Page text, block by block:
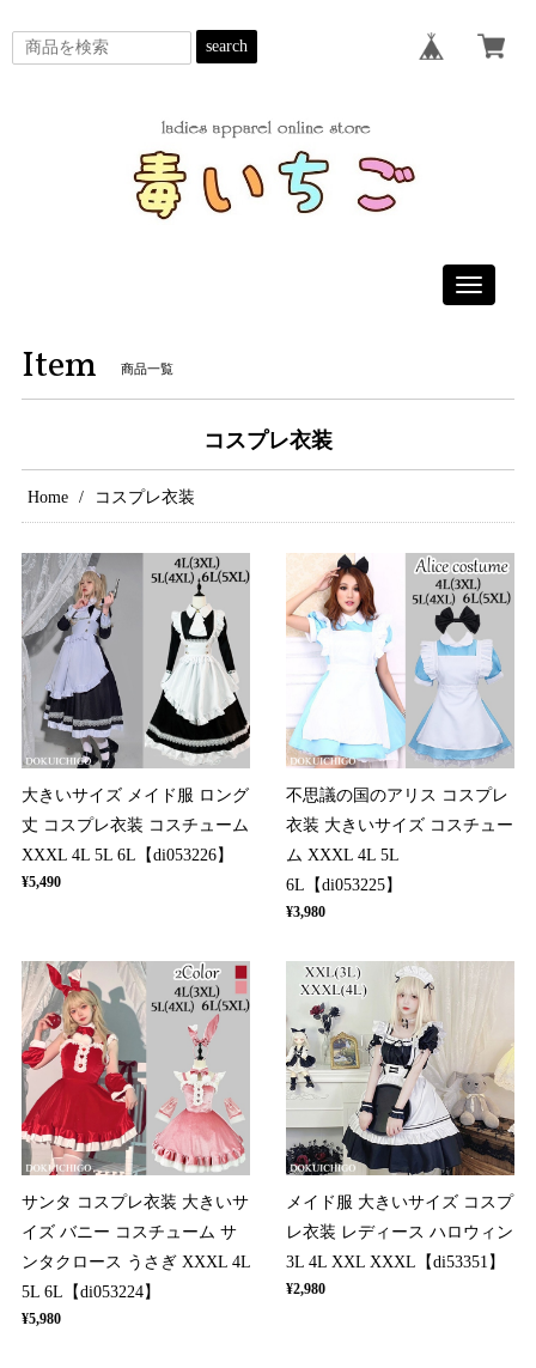
search
Toggle
Item 商品一覧
コスプレ衣装
Home コスプレ衣装
大きいサイズ メイド服 ロング
丈 コスプレ衣装 コスチューム
XXXL 4L 5L 6L【di053226】
¥5,490
不思議の国のアリス コスプレ
衣装 大きいサイズ コスチュー
ム XXXL 4L 5L
6L【di053225】
¥3,980
サンタ コスプレ衣装 大きいサ
イズ バニー コスチューム サ
ンタクロース うさぎ XXXL 4L
5L 6L【di053224】
¥5,980
メイド服 大きいサイズ コスプ
レ衣装 レディース ハロウィン
3L 4L XXL XXXL【di53351】
¥2,980